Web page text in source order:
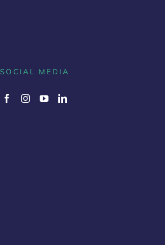
SOCIAL MEDIA